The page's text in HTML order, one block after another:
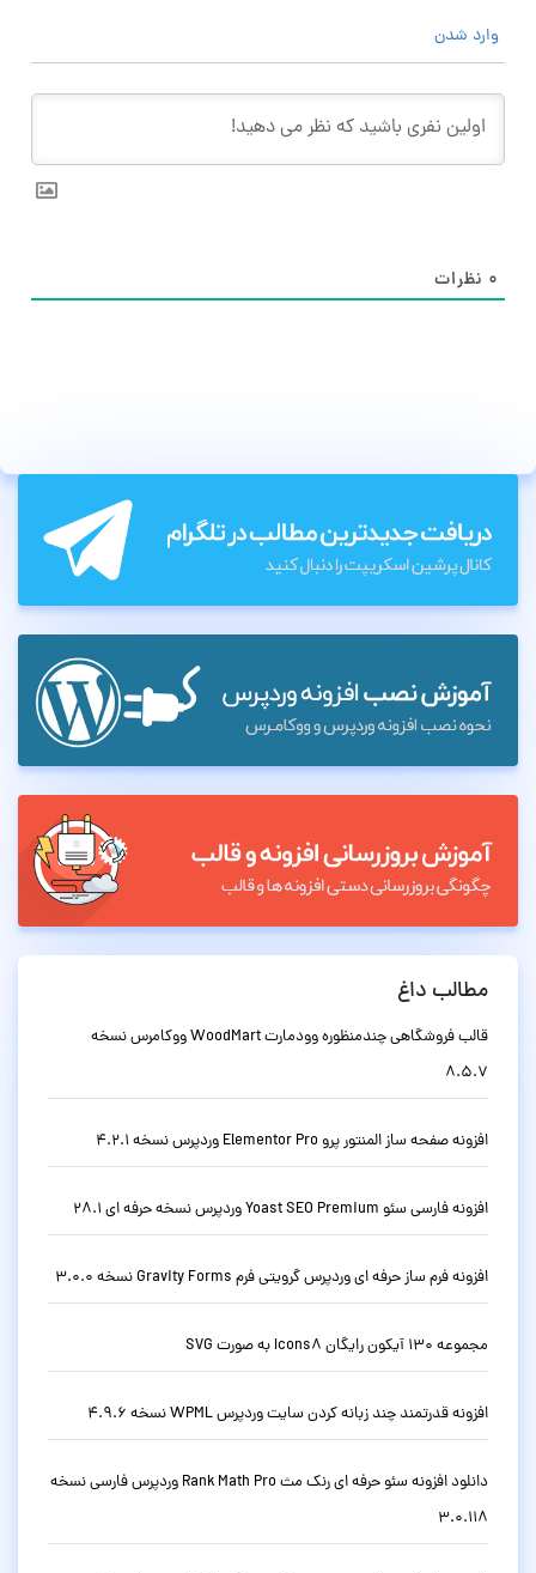
وارد شدن
۰ نظرات
مطالب داغ
قالب فروشگاهی چندمنظوره وودمارت WoodMart ووکامرس نسخه
8.5.7
افزونه صفحه ساز المنتور پرو Elementor Pro وردپرس نسخه 4.2.1
افزونه فارسی سئو Yoast SEO Premium وردپرس نسخه حرفه ای 28.1
افزونه فرم ساز حرفه ای وردپرس گرویتی فرم Gravity Forms نسخه 3.0.0
مجموعه 130 آیکون رایگان Icons8 به صورت SVG
افزونه قدرتمند چند زبانه کردن سایت وردپرس WPML نسخه 4.9.6
دانلود افزونه سئو حرفه ای رنک مث Rank Math Pro وردپرس فارسی نسخه
3.0.118